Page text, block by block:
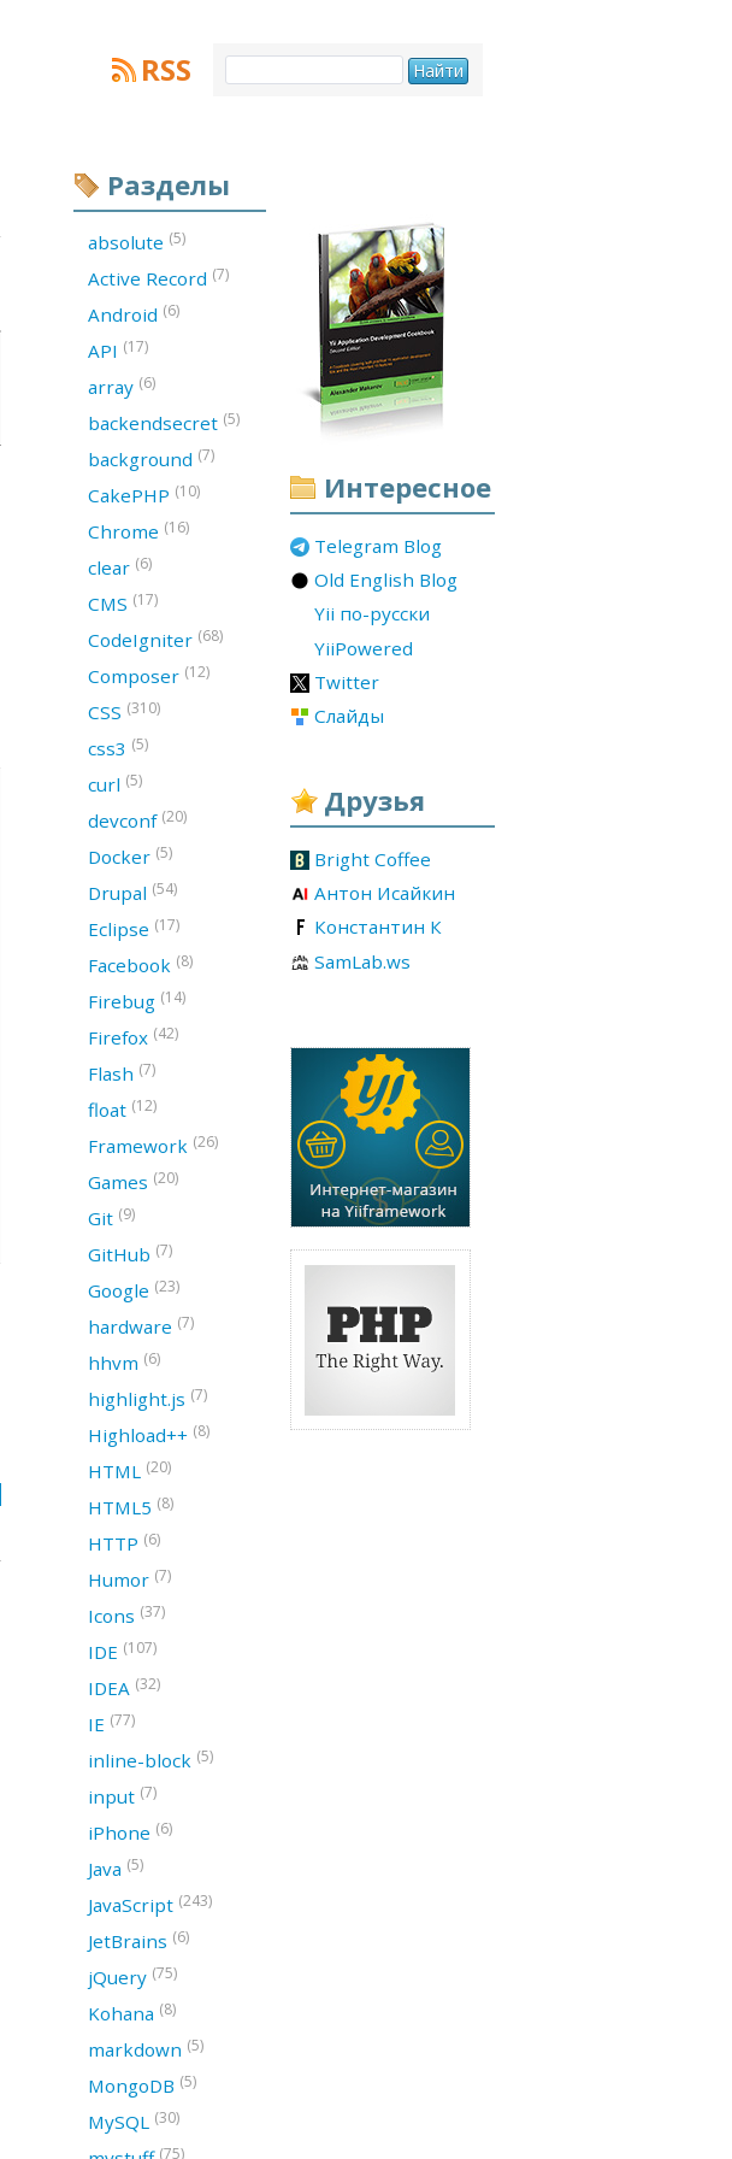
RSS
Интересное
Telegram Blog
Old English Blog
Yii по-русски
YiiPowered
Twitter
Слайды
Друзья
Bright Coffee
Антон Исайкин
Константин К
SamLab.ws
Разделы
absolute (5)
Active Record (7)
Android (6)
API (17)
array (6)
backendsecret (5)
background (7)
CakePHP (10)
Chrome (16)
clear (6)
CMS (17)
CodeIgniter (68)
Composer (12)
CSS (310)
css3 (5)
curl (5)
devconf (20)
Docker (5)
Drupal (54)
Eclipse (17)
Facebook (8)
Firebug (14)
Firefox (42)
Flash (7)
float (12)
Framework (26)
Games (20)
Git (9)
GitHub (7)
Google (23)
hardware (7)
hhvm (6)
highlight.js (7)
Highload++ (8)
HTML (20)
HTML5 (8)
HTTP (6)
Humor (7)
Icons (37)
IDE (107)
IDEA (32)
IE (77)
inline-block (5)
input (7)
iPhone (6)
Java (5)
JavaScript (243)
JetBrains (6)
jQuery (75)
Kohana (8)
markdown (5)
MongoDB (5)
MySQL (30)
(75)